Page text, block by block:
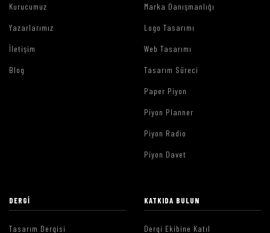
Kurucumuz
Yazarlarımız
İletişim
Blog
Marka Danışmanlığı
Logo Tasarımı
Web Tasarımı
Tasarım Süreci
Paper Piyon
Piyon Planner
Piyon Radio
Piyon Davet
DERGI
Tasarım Dergisi
KATKIDA BULUN
Dergi Ekibine Katıl